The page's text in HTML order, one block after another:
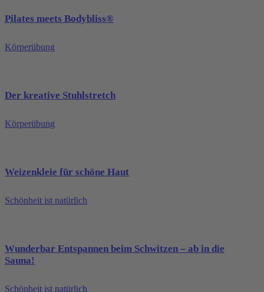
Pilates meets Bodybliss®
Körperübung
Der kreative Stuhlstretch
Körperübung
Weizenkleie für schöne Haut
Schönheit ist natürlich
Wunderbar Entspannen beim Schwitzen – ab in die
Sauna!
Schönheit ist natürlich